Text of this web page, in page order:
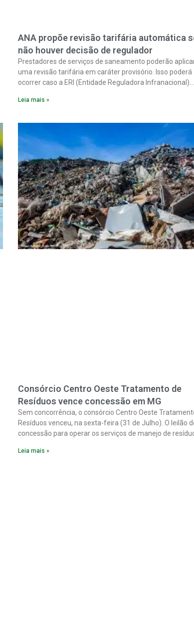
ANA propõe revisão tarifária automática
não houver decisão de regulador
Prestadores de serviços de saneamento poderão
uma revisão tarifária em caráter provisório. Isso poderá
ocorrer caso a ERI (Entidade Reguladora Infranacional)
de reequilíbrio econômico-financeiro decorrente de
Leia mais »
Consórcio Centro Oeste Tratamento de
Resíduos vence concessão em MG
Sem concorrência, o consórcio Centro Oeste
Resíduos venceu, na sexta-feira (31 de Julho). O leilão
concessão para operar os serviços de manejo de
(Consórcio Intermunicipal Multifinalitário do Centro-Oeste
Leia mais »